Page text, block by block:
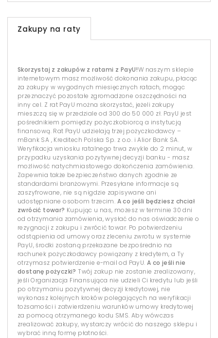
Zakupy na raty
Skorzystaj z zakupów z ratami z PayU!W naszym sklepie
internetowym masz możliwość dokonania zakupu, płacąc
za zakupy w wygodnych miesięcznych ratach, mogąc
przeznaczyć pozostałe zgromadzone oszczędności na
inny cel. Z rat PayU można skorzystać, jeżeli zakupy
mieszczą się w przedziale od 300 do 50 000 zł. PayU jest
pośrednikiem pomiędzy pożyczkobiorcą a instytucją
finansową. Rat PayU udzielają trzej pożyczkodawcy –
mBank SA , Kreditech Polska Sp. z o.o. i Alior Bank SA.
Weryfikacja wniosku ratalnego trwa zwykle do 2 minut, w
przypadku uzyskania pozytywnej decyzji banku - masz
możliwość natychmiastowego dokończenia zamówienia.
Zapewnia także bezpieczeństwo danych zgodnie ze
standardami branżowymi. Przesyłane informacje są
zaszyfrowane, nie są nigdzie zapisywane ani
udostępniane osobom trzecim. A co jeśli będziesz chciał
zwrócić towar? Kupując u nas, możesz w terminie 30 dni
od otrzymania zamówienia, wysłać do nas oświadczenie o
rezygnacji z zakupu i zwrócić towar. Po potwierdzeniu
odstąpienia od umowy oraz zleceniu zwrotu w systemie
PayU, środki zostaną przekazane bezpośrednio na
rachunek pożyczkodawcy powiązany z kredytem, a Ty
otrzymasz potwierdzenie e-mail od PayU. A co jeśli nie
dostanę pożyczki? Twój zakup nie zostanie zrealizowany,
jeśli Organizacja Finansująca nie udzieli Ci kredytu lub jeśli
po otrzymaniu pozytywnej decyzji kredytowej, nie
wykonasz kolejnych kroków polegających na weryfikacji
tożsamości i zatwierdzeniu warunków umowy kredytowej
za pomocą otrzymanego kodu SMS. Aby wówczas
zrealizować zakupy, wystarczy wrócić do naszego sklepu i
wybrać inną formę płatności.